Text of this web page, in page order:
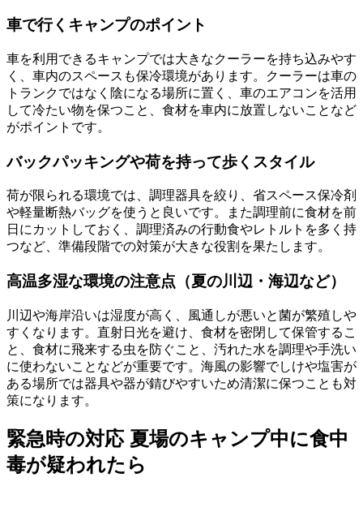
車で行くキャンプのポイント
車を利用できるキャンプでは大きなクーラーを持ち込みやす
く、車内のスペースも保冷環境があります。クーラーは車の
トランクではなく陰になる場所に置く、車のエアコンを活用
して冷たい物を保つこと、食材を車内に放置しないことなど
がポイントです。
バックパッキングや荷を持って歩くスタイル
荷が限られる環境では、調理器具を絞り、省スペース保冷剤
や軽量断熱バッグを使うと良いです。また調理前に食材を前
日にカットしておく、調理済みの行動食やレトルトを多く持
つなど、準備段階での対策が大きな役割を果たします。
高温多湿な環境の注意点（夏の川辺・海辺など）
川辺や海岸沿いは湿度が高く、風通しが悪いと菌が繁殖しや
すくなります。直射日光を避け、食材を密閉して保管するこ
と、食材に飛来する虫を防ぐこと、汚れた水を調理や手洗い
に使わないことなどが重要です。海風の影響でしけや塩害が
ある場所では器具や器が錆びやすいため清潔に保つことも対
策になります。
緊急時の対応 夏場のキャンプ中に食中
毒が疑われたら